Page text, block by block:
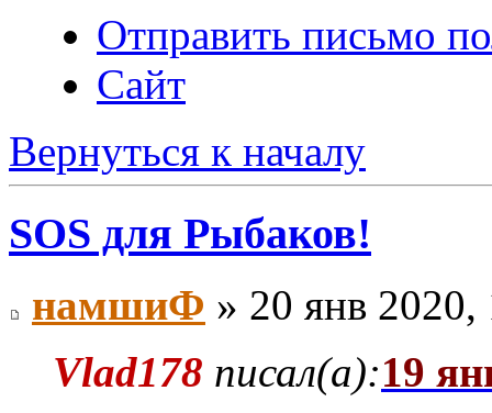
Отправить письмо
Сайт
Вернуться к началу
SOS для Рыбаков!
намшиФ » 20 янв 2020,
Vlad178 писал(а):19